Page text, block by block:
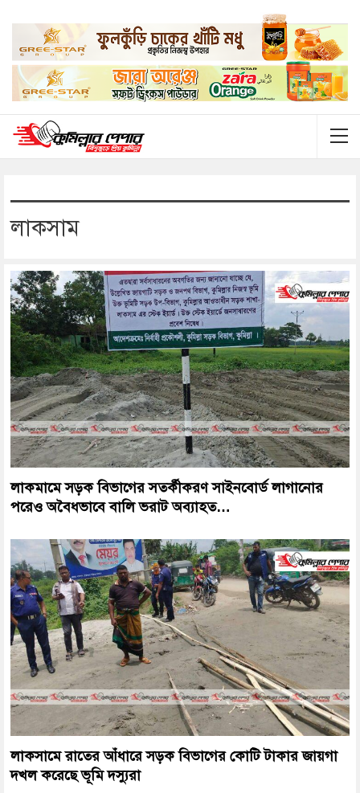
লাকসাম
লাকমামে সড়ক বিভাগের সতর্কীকরণ সাইনবোর্ড লাগানোর
পরেও অবৈধভাবে বালি ভরাট অব্যাহত…
লাকসামে রাতের আঁধারে সড়ক বিভাগের কোটি টাকার জায়গা
দখল করেছে ভূমি দস্যুরা